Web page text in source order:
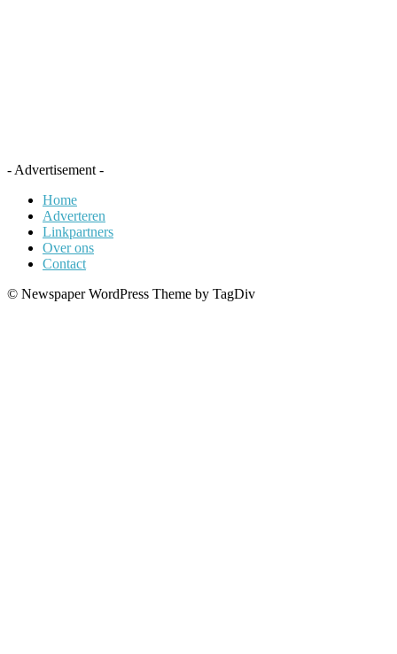
- Advertisement -
Home
Adverteren
Linkpartners
Over ons
Contact
© Newspaper WordPress Theme by TagDiv